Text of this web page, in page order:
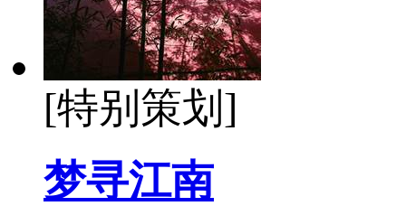
[特别策划]
梦寻江南